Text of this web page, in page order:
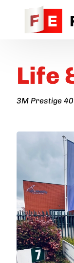
Life
3M Prestige